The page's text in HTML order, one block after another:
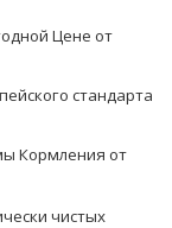
Цене от
стандарта
Кормления от
чистых